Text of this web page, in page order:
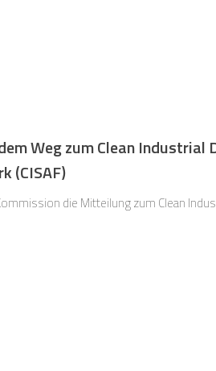
Weg zum Clean
(CISAF)
die Mitteilung zum Clean